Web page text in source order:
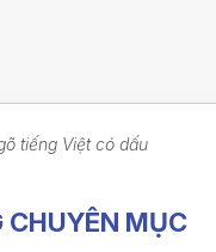
tiếng Việt có dấu
CHUYÊN MỤC